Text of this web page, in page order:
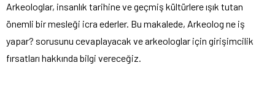
Arkeologlar, insanlık tarihine ve geçmiş kültürlere ışık tutan
önemli bir mesleği icra ederler. Bu makalede, Arkeolog ne iş
yapar? sorusunu cevaplayacak ve arkeologlar için girişimcilik
fırsatları hakkında bilgi vereceğiz.